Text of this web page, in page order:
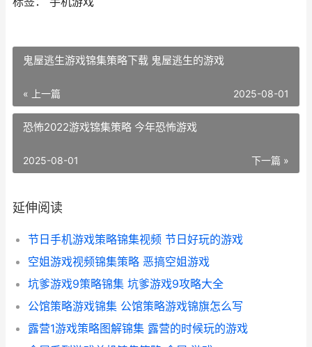
鬼屋逃生游戏锦集策略下载 鬼屋逃生的游戏
« 上一篇 2025-08-01
恐怖2022游戏锦集策略 今年恐怖游戏
下一篇 »
2025-08-01
延伸阅读
节日手机游戏策略锦集视频 节日好玩的游戏
空姐游戏视频锦集策略 恶搞空姐游戏
坑爹游戏9策略锦集 坑爹游戏9攻略大全
公馆策略游戏锦集 公馆策略游戏锦旗怎么写
露营1游戏策略图解锦集 露营的时候玩的游戏